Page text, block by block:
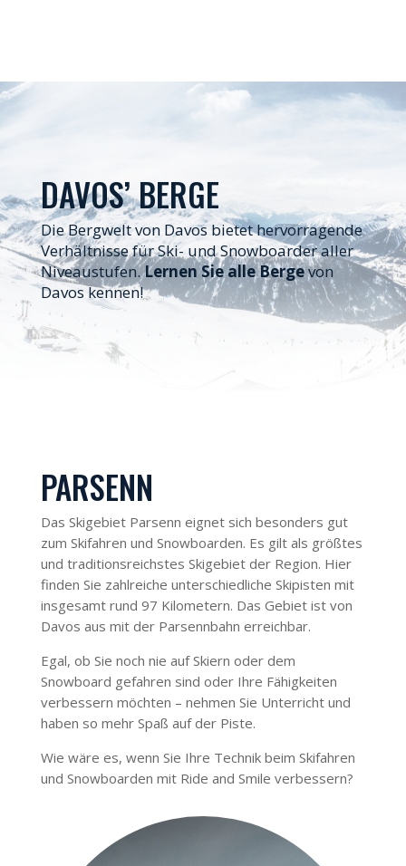
DAVOS’ BERGE
Die Bergwelt von Davos bietet hervorragende
Verhältnisse für Ski- und Snowboarder aller
Niveaustufen.Lernen Sie alle Bergevon
Davos kennen!
PARSENN
Das Skigebiet Parsenn eignet sich besonders gut
zum Skifahren und Snowboarden. Es gilt als größtes
und traditionsreichstes Skigebiet der Region. Hier
finden Sie zahlreiche unterschiedliche Skipisten mit
insgesamt rund 97 Kilometern. Das Gebiet ist von
Davos aus mit der Parsennbahn erreichbar.
Egal, ob Sie noch nie auf Skiern oder dem
Snowboard gefahren sind oder Ihre Fähigkeiten
verbessern möchten – nehmen Sie Unterricht und
haben so mehr Spaß auf der Piste.
Wie wäre es, wenn Sie Ihre Technik beim Skifahren
und Snowboarden mit Ride and Smile verbessern?